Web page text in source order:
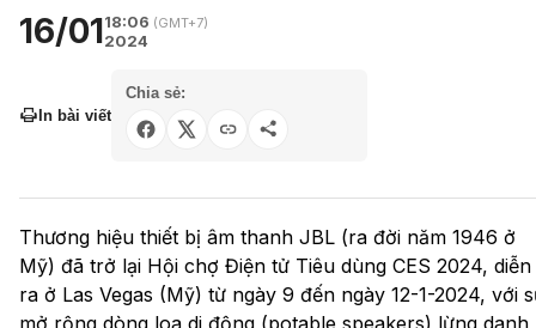
16/0118:06 (GMT+7)
2024
In bài viết
Chia sẻ:
Thương hiệu thiết bị âm thanh JBL (ra đời năm 1946 ở
Mỹ) đã trở lại Hội chợ Điện tử Tiêu dùng CES 2024, diễn
ra ở Las Vegas (Mỹ) từ ngày 9 đến ngày 12-1-2024, với
mở rộng dòng loa di động (potable speakers) lừng danh